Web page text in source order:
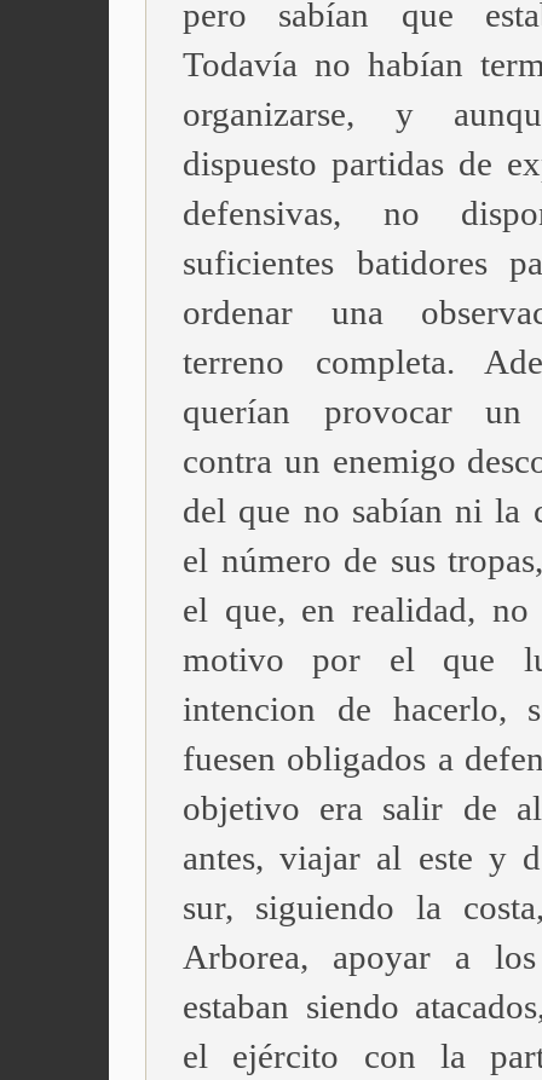
pero sabían que
Todavía no habían
organizarse, y
dispuesto partidas de
defensivas, no
suficientes batidores
ordenar una
terreno completa.
querían provocar un
contra un enemigo
del que no sabían ni la
el número de sus
el que, en realidad,
motivo por el que
intencion de hacerlo,
fuesen obligados a
objetivo era salir de
antes, viajar al este y
sur, siguiendo la
Arborea, apoyar a
estaban siendo
el ejército con la